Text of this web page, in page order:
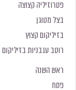
פטרוזיליה קצוצה
בצל מטוגן
בזיליקום קצוץ
רוטב עגבניות בזיליקום
ראש השנה
פסח